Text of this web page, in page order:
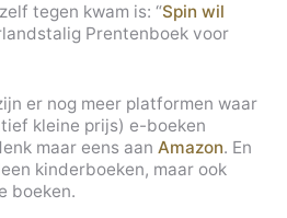
tegen kwam is: “Spin wil
Prentenboek voor
er nog meer platformen waar
kleine prijs) e-boeken
maar eens aan Amazon. En
kinderboeken, maar ook
boeken.